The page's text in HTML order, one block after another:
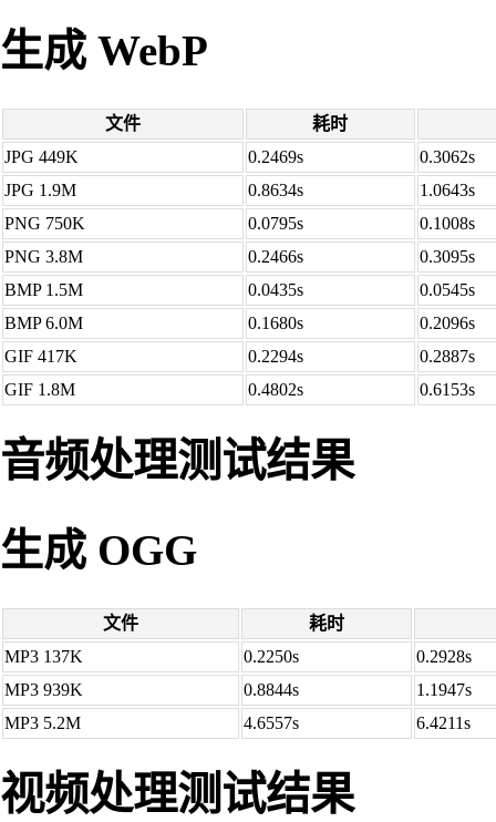
生成 WebP
文件
耗时
JPG 449K
0.2469s
0.3062s
JPG 1.9M
0.8634s
1.0643s
PNG 750K
0.0795s
0.1008s
PNG 3.8M
0.2466s
0.3095s
BMP 1.5M
0.0435s
0.0545s
BMP 6.0M
0.1680s
0.2096s
GIF 417K
0.2294s
0.2887s
GIF 1.8M
0.4802s 0.6153s
音频处理测试结果
生成 OGG
文件
耗时
MP3 137K
0.2250s
0.2928s
MP3 939K
0.8844s
1.1947s
MP3 5.2M
4.6557s 6.4211s
视频处理测试结果